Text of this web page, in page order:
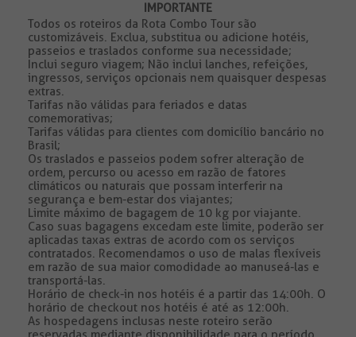
IMPORTANTE
Todos os roteiros da Rota Combo Tour são
customizáveis. Exclua, substitua ou adicione hotéis,
passeios e traslados conforme sua necessidade;
Inclui seguro viagem; Não inclui lanches, refeições,
ingressos, serviços opcionais nem quaisquer despesas
extras.
Tarifas não válidas para feriados e datas
comemorativas;
Tarifas válidas para clientes com domicílio bancário no
Brasil;
Os traslados e passeios podem sofrer alteração de
ordem, percurso ou acesso em razão de fatores
climáticos ou naturais que possam interferir na
segurança e bem-estar dos viajantes;
Limite máximo de bagagem de 10 kg por viajante.
Caso suas bagagens excedam este limite, poderão ser
aplicadas taxas extras de acordo com os serviços
contratados. Recomendamos o uso de malas flexíveis
em razão de sua maior comodidade ao manuseá-las e
transportá-las.
Horário de check-in nos hotéis é a partir das 14:00h. O
horário de checkout nos hotéis é até as 12:00h.
As hospedagens inclusas neste roteiro serão